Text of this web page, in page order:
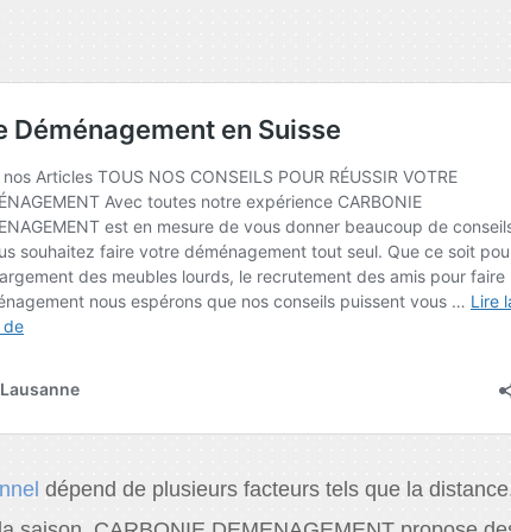
dépend de plusieurs facteurs tels que la